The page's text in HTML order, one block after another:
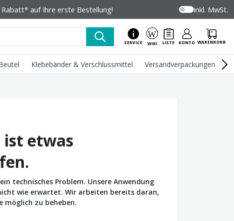
Rabatt* auf Ihre erste Bestellung! inkl. MwSt.
SERVICE WIKI LISTE KONTO WARENKORB
Klebebänder & Verschlussmittel Versandverpackungen
ist etwas
technisches Problem. Unsere Anwendung
wie erwartet. Wir arbeiten bereits daran,
möglich zu beheben.